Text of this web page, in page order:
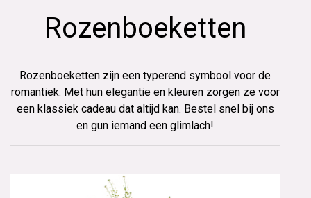
Rozenboeketten
Rozenboeketten zijn een typerend symbool voor de
romantiek. Met hun elegantie en kleuren zorgen ze voor
een klassiek cadeau dat altijd kan. Bestel snel bij ons
en gun iemand een glimlach!